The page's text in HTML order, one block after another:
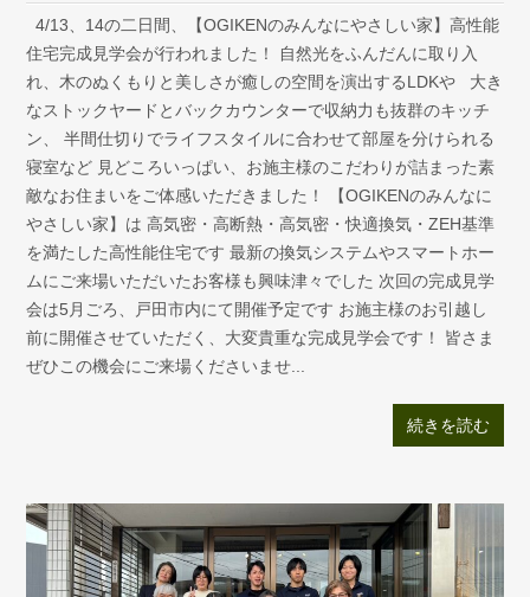
4/13、14の二日間、【OGIKENのみんなにやさしい家】高性能
住宅完成見学会が行われました！ 自然光をふんだんに取り入
れ、木のぬくもりと美しさが癒しの空間を演出するLDKや 大き
なストックヤードとバックカウンターで収納力も抜群のキッチ
ン、 半間仕切りでライフスタイルに合わせて部屋を分けられる
寝室など 見どころいっぱい、お施主様のこだわりが詰まった素
敵なお住まいをご体感いただきました！ 【OGIKENのみんなに
やさしい家】は 高気密・高断熱・高気密・快適換気・ZEH基準
を満たした高性能住宅です 最新の換気システムやスマートホー
ムにご来場いただいたお客様も興味津々でした 次回の完成見学
会は5月ごろ、戸田市内にて開催予定です お施主様のお引越し
前に開催させていただく、大変貴重な完成見学会です！ 皆さま
ぜひこの機会にご来場くださいませ...
続きを読む